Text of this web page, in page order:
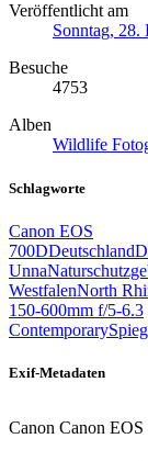
Veröffentlicht am
Sonntag, 28.
Besuche
4753
Alben
Wildlife
Schlagworte
Canon EOS
700DDeutschland
Unna
WestfalenNorth
150‑600mm f/5‑6.3
Contemporary
Exif-Metadaten
Canon Canon EOS